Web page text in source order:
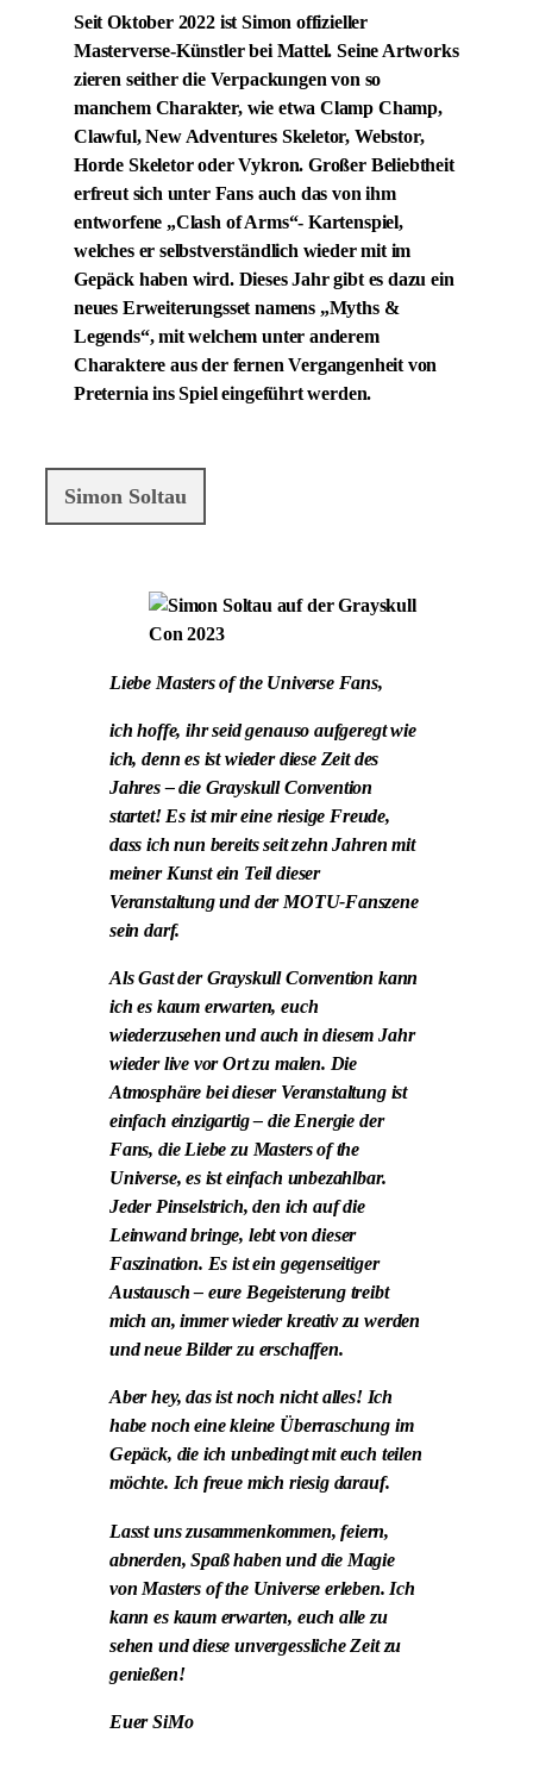
Seit Oktober 2022 ist Simon offizieller
Masterverse-Künstler bei Mattel. Seine Artworks
zieren seither die Verpackungen von so
manchem Charakter, wie etwa Clamp Champ,
Clawful, New Adventures Skeletor, Webstor,
Horde Skeletor oder Vykron. Großer Beliebtheit
erfreut sich unter Fans auch das von ihm
entworfene „Clash of Arms“- Kartenspiel,
welches er selbstverständlich wieder mit im
Gepäck haben wird. Dieses Jahr gibt es dazu ein
neues Erweiterungsset namens „Myths &
Legends“, mit welchem unter anderem
Charaktere aus der fernen Vergangenheit von
Preternia ins Spiel eingeführt werden.
Simon Soltau
Liebe Masters of the Universe Fans,
ich hoffe, ihr seid genauso aufgeregt wie
ich, denn es ist wieder diese Zeit des
Jahres – die Grayskull Convention
startet! Es ist mir eine riesige Freude,
dass ich nun bereits seit zehn Jahren mit
meiner Kunst ein Teil dieser
Veranstaltung und der MOTU-Fanszene
sein darf.
Als Gast der Grayskull Convention kann
ich es kaum erwarten, euch
wiederzusehen und auch in diesem Jahr
wieder live vor Ort zu malen. Die
Atmosphäre bei dieser Veranstaltung ist
einfach einzigartig – die Energie der
Fans, die Liebe zu Masters of the
Universe, es ist einfach unbezahlbar.
Jeder Pinselstrich, den ich auf die
Leinwand bringe, lebt von dieser
Faszination. Es ist ein gegenseitiger
Austausch – eure Begeisterung treibt
mich an, immer wieder kreativ zu werden
und neue Bilder zu erschaffen.
Aber hey, das ist noch nicht alles! Ich
habe noch eine kleine Überraschung im
Gepäck, die ich unbedingt mit euch teilen
möchte. Ich freue mich riesig darauf.
Lasst uns zusammenkommen, feiern,
abnerden, Spaß haben und die Magie
von Masters of the Universe erleben. Ich
kann es kaum erwarten, euch alle zu
sehen und diese unvergessliche Zeit zu
genießen!
Euer SiMo